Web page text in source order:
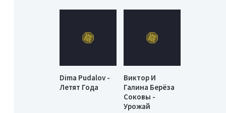
Dima Pudalov -
Летят Года
Виктор И
Галина Берёза
Соковы -
Урожай